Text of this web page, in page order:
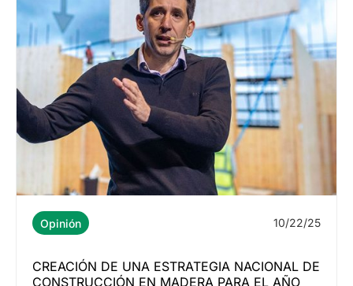
Opinión 10/22/25
CREACIÓN DE UNA ESTRATEGIA NACIONAL DE
CONSTRUCCIÓN EN MADERA PARA EL AÑO